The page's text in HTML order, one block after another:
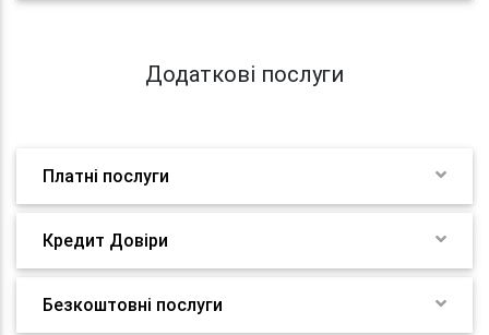
Додаткові послуги
Платні послуги
Кредит Довіри
Безкоштовні послуги